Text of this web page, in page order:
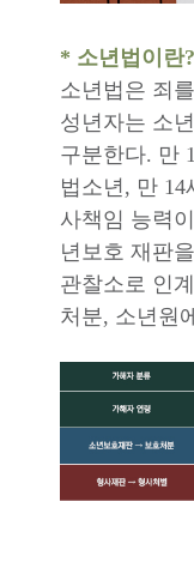
* 소년법이란?
소년법은 죄
성년자는 소
구분한다. 만
법소년, 만
사책임 능력
년보호 재판
관찰소로 인
처분, 소년원